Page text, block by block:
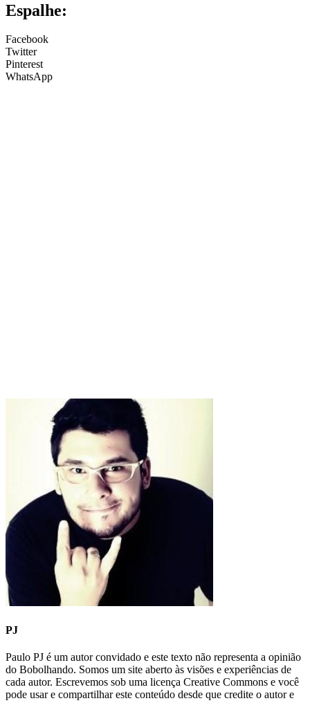
Espalhe:
Facebook
Twitter
Pinterest
WhatsApp
PJ
Paulo PJ é um autor convidado e este texto não representa a opinião
do Bobolhando. Somos um site aberto às visões e experiências de
cada autor. Escrevemos sob uma licença Creative Commons e você
pode usar e compartilhar este conteúdo desde que credite o autor e